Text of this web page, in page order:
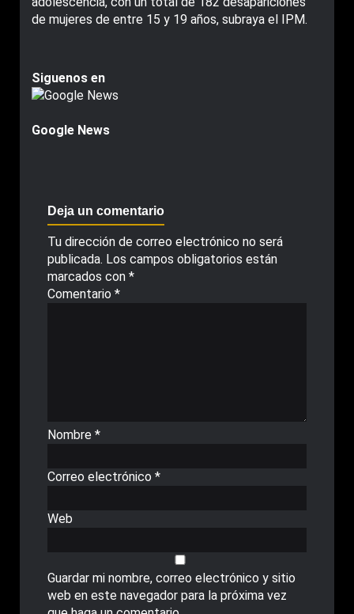
de mujeres de entre 15 y 19 años, subraya el IPM.
Siguenos en
Google News
Deja un comentario
Tu dirección de correo electrónico no será
publicada. Los campos obligatorios están
marcados con *
Comentario *
Nombre *
Correo electrónico *
Web
Guardar mi nombre, correo electrónico y sitio
web en este navegador para la próxima vez